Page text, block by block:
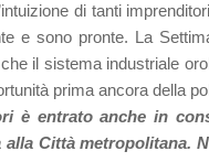
di tanti
e sono pronte. La
il sistema industriale
prima ancora della
è entrato anche in
alla Città metropolitana.